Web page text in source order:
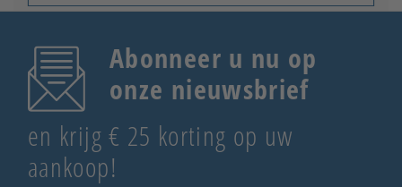
Abonneer u nu op
onze nieuwsbrief
en krijg € 25 korting op uw
aankoop!